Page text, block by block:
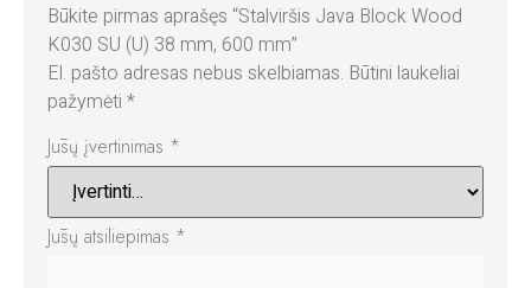
Būkite pirmas aprašęs “Stalviršis Java Block Wood
K030 SU (U) 38 mm, 600 mm”
El. pašto adresas nebus skelbiamas. Būtini laukeliai
pažymėti *
Jūsų įvertinimas *
Jūsų atsiliepimas *